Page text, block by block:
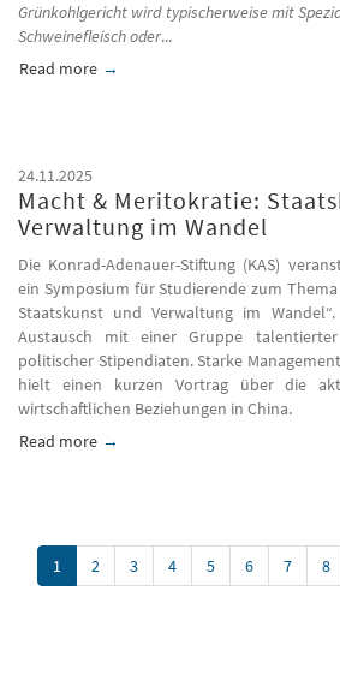
Grünkohlgericht wird typischerweise mit
Schweinefleisch oder...
Read more about Das jährliche Grünkohlessen
24.11.2025
Macht & Meritokratie:
Verwaltung im Wandel
Die Konrad-Adenauer-Stiftung (KAS)
ein Symposium für Studierende zum
Staatskunst und Verwaltung im
Austausch mit einer Gruppe
politischer Stipendiaten. Starke
hielt einen kurzen Vortrag über die
wirtschaftlichen Beziehungen in China.
Read more about Macht &amp;
1 2 3 4 5 6 7 8